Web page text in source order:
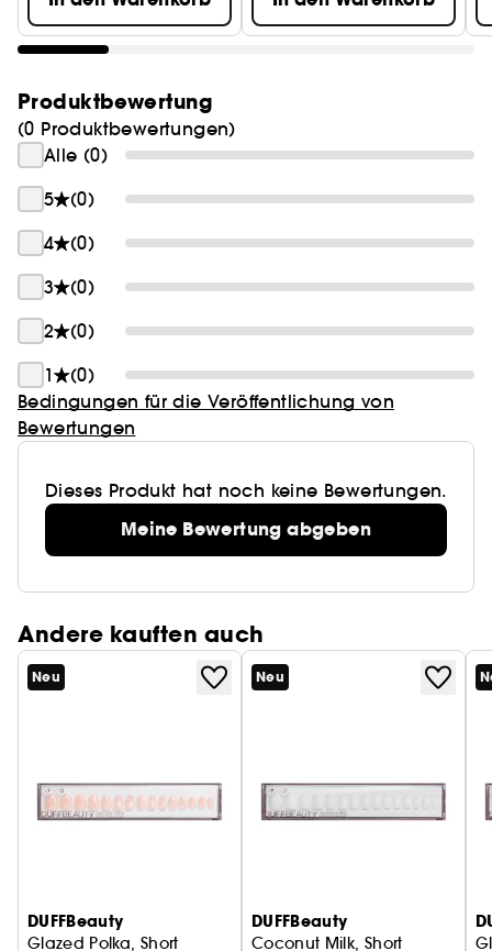
Produktbewertung
(0 Produktbewertungen)
Alle (0)
5
(0)
4
(0)
3
(0)
2
(0)
1
(0)
Bedingungen für die Veröffentlichung von
Bewertungen
Dieses Produkt hat noch keine Bewertungen.
Meine Bewertung abgeben
Andere kauften auch
Neu
DUFFBeauty
Glazed Polka, Short
Neu
DUFFBeauty
Coconut Milk, Short